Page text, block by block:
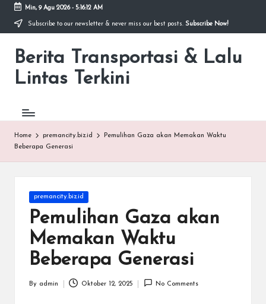
Skip
content
Min, 9 Agu 2026- 5:16:12 AM
Subscribe to our newsletter & never miss our best posts. Subscribe Now!
Berita Transportasi & Lalu
Lintas Terkini
premancity.biz.id
Home premancity.biz.id
Pemulihan Gaza akan Memakan Waktu
Beberapa Generasi
Posted
in
premancity.biz.id
Pemulihan Gaza akan
Memakan Waktu
Beberapa Generasi
By admin Oktober 12, 2025 No Comments